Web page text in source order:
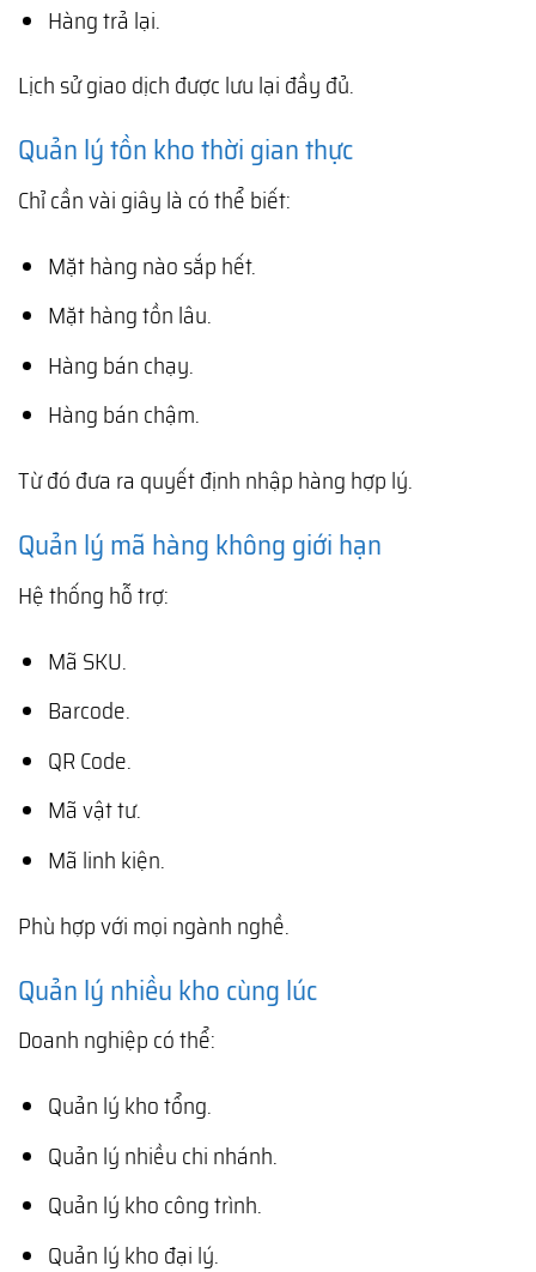
Hàng trả lại.
Lịch sử giao dịch được lưu lại đầy đủ.
Quản lý tồn kho thời gian thực
Chỉ cần vài giây là có thể biết:
Mặt hàng nào sắp hết.
Mặt hàng tồn lâu.
Hàng bán chạy.
Hàng bán chậm.
Từ đó đưa ra quyết định nhập hàng hợp lý.
Quản lý mã hàng không giới hạn
Hệ thống hỗ trợ:
Mã SKU.
Barcode.
QR Code.
Mã vật tư.
Mã linh kiện.
Phù hợp với mọi ngành nghề.
Quản lý nhiều kho cùng lúc
Doanh nghiệp có thể:
Quản lý kho tổng.
Quản lý nhiều chi nhánh.
Quản lý kho công trình.
Quản lý kho đại lý.